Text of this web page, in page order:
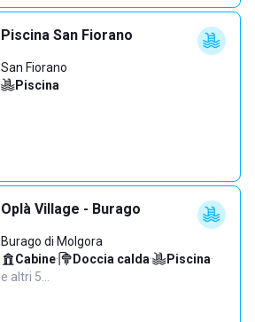
Piscina San Fiorano
San Fiorano
Piscina
Oplà Village - Burago
Burago di Molgora
Cabine· Doccia calda· Piscina·
e altri 5…